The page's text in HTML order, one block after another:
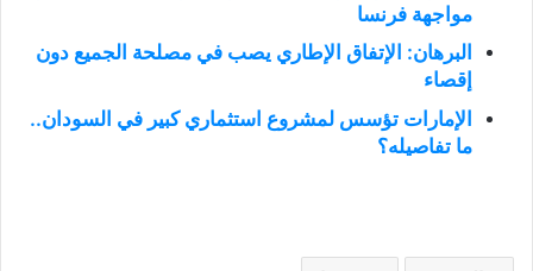
مواجهة فرنسا
البرهان: الإتفاق الإطاري يصب في مصلحة الجميع دون
إقصاء
الإمارات تؤسس لمشروع استثماري كبير في السودان..
ما تفاصيله؟